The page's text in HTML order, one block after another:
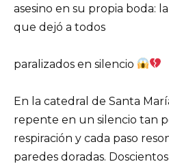
asesino en su propia boda:
que dejó a todos
paralizados en silencio
En la catedral de Santa
repente en un silencio tan
respiración y cada paso
paredes doradas.